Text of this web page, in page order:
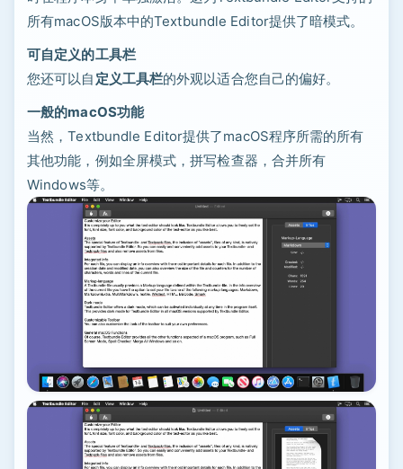
所有macOS版本中的Textbundle Editor提供了暗模式。
可自定义的工具栏
您还可以自 定义工具栏的外观以适合您自己的偏好。
一般的macOS功能
当然，Textbundle Editor提供了macOS程序所需的所有
其他功能，例如全屏模式，拼写检查器，合并所有
Windows等。